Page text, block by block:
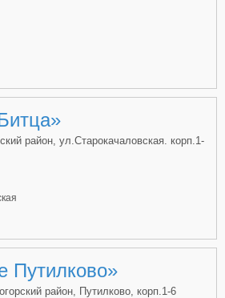
район, ул.Старокачаловская. корп.1-
Путилково»
район, Путилково, корп.1-6